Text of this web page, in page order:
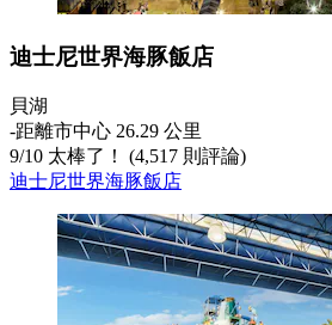
迪士尼世界海豚飯店
貝湖
‐距離市中心 26.29 公里
9/10 太棒了！ (4,517 則評論)
迪士尼世界海豚飯店